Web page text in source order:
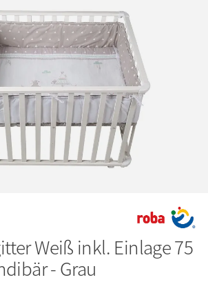
Weiß inkl. Einlage 75
- Grau